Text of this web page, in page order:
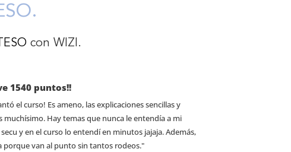
con WIZI.
1540 puntos!!
el curso! Es ameno, las explicaciones sencillas y
muchísimo. Hay temas que nunca le entendía a mi
y en el curso lo entendí en minutos jajaja. Además,
porque van al punto sin tantos rodeos."